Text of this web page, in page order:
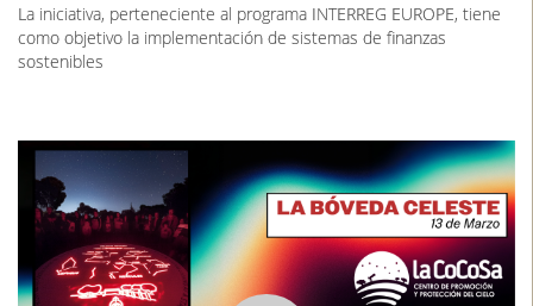
La iniciativa, perteneciente al programa INTERREG EUROPE, tiene
como objetivo la implementación de sistemas de finanzas
sostenibles